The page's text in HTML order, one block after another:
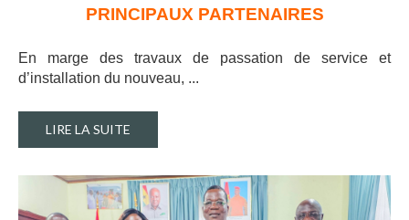
PRINCIPAUX PARTENAIRES
En marge des travaux de passation de service et
d’installation du nouveau, ...
LIRE LA SUITE